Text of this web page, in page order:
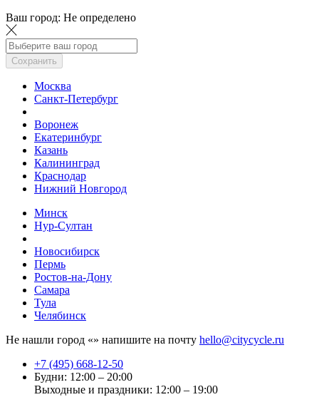
Ваш город: Не определено
Сохранить
Москва
Санкт-Петербург
Воронеж
Екатеринбург
Казань
Калининград
Краснодар
Нижний Новгород
Минск
Нур-Султан
Новосибирск
Пермь
Ростов-на-Дону
Самара
Тула
Челябинск
Не нашли город «» напишите на почту hello@citycycle.ru
+7 (495) 668-12-50
Будни: 12:00 – 20:00
Выходные и праздники: 12:00 – 19:00